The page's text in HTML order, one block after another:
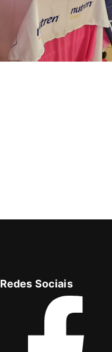
Redes Sociais